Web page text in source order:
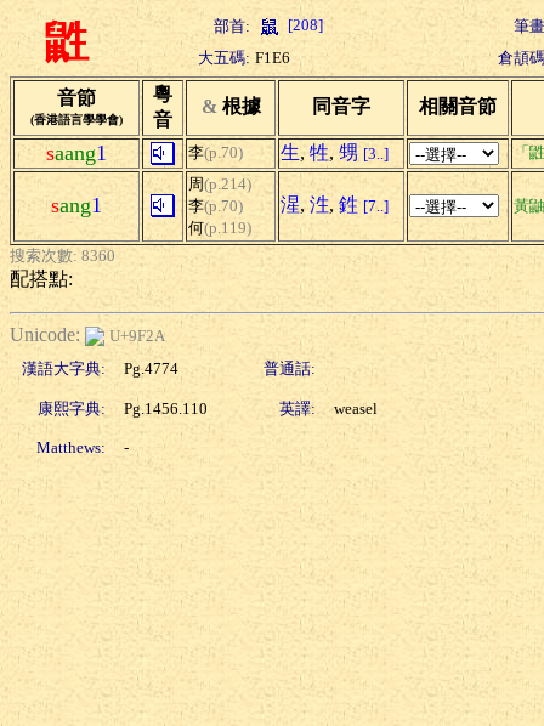
鼪 部首: [208]
筆
大五碼: F1E6 倉頡
音節
(香港語言學學會)
粵
音
& 根據 同音字 相關音節
saang1 李(p.70) 生, 牲, 甥 [3..] 「
sang1
周(p.214)
李(p.70)
何(p.119)
湦, 泩, 鉎 [7..] 黃
搜索次數: 8360
配搭點:
Unicode:
U+9F2A
漢語大字典:
Pg.4774 普通話:
康熙字典: Pg.1456.110 英譯: weasel
Matthews: -